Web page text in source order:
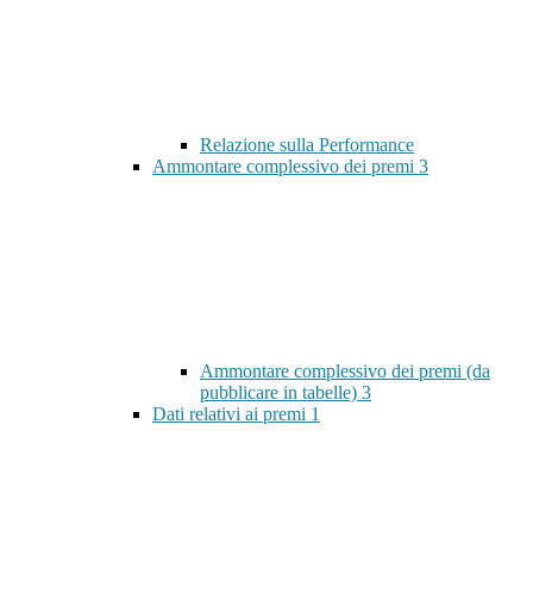
Relazione sulla Performance
Ammontare complessivo dei premi 3
Ammontare complessivo dei premi (da
pubblicare in tabelle) 3
Dati relativi ai premi 1